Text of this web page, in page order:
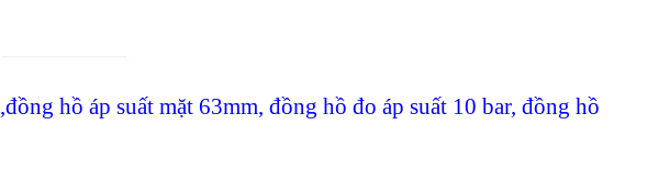
,đồng hồ áp suất mặt 63mm, đồng hồ đo áp suất 10 bar, đồng hồ